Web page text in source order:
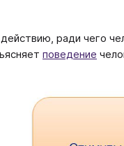
ради чего
поведение